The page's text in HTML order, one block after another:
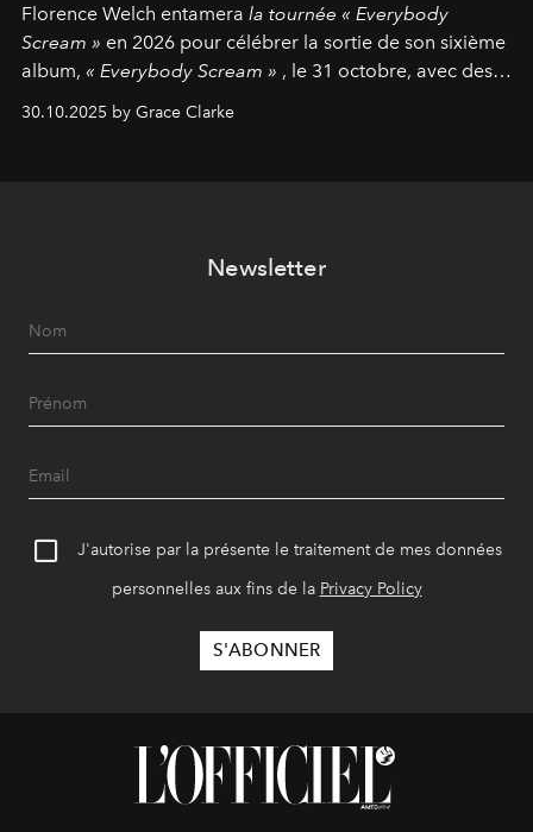
Florence Welch entamera la tournée « Everybody
Scream » en 2026 pour célébrer la sortie de son sixième
album, « Everybody Scream » , le 31 octobre, avec des
30.10.2025 by Grace Clarke
Newsletter
J'autorise par la présente le traitement de mes données
personnelles aux fins de la Privacy Policy